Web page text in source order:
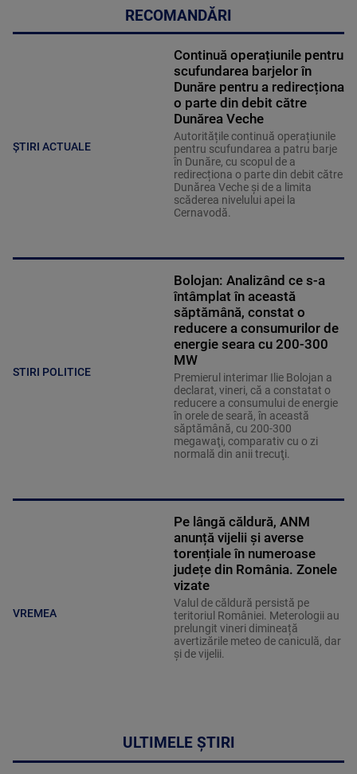
RECOMANDĂRI
ȘTIRI ACTUALE
Continuă operațiunile pentru
scufundarea barjelor în
Dunăre pentru a redirecționa
o parte din debit către
Dunărea Veche
Autoritățile continuă operațiunile
pentru scufundarea a patru barje
în Dunăre, cu scopul de a
redirecționa o parte din debit către
Dunărea Veche și de a limita
scăderea nivelului apei la
Cernavodă.
STIRI POLITICE
Bolojan: Analizând ce s-a
întâmplat în această
săptămână, constat o
reducere a consumurilor de
energie seara cu 200-300
MW
Premierul interimar Ilie Bolojan a
declarat, vineri, că a constatat o
reducere a consumului de energie
în orele de seară, în această
săptămână, cu 200-300
megawaţi, comparativ cu o zi
normală din anii trecuţi.
VREMEA
Pe lângă căldură, ANM
anunță vijelii și averse
torențiale în numeroase
județe din România. Zonele
vizate
Valul de căldură persistă pe
teritoriul României. Meterologii au
prelungit vineri dimineață
avertizările meteo de caniculă, dar
și de vijelii.
ULTIMELE ȘTIRI